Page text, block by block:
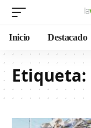
Inicio Destacado
Etiqueta: